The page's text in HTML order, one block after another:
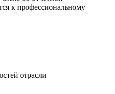
к профессиональному
отрасли